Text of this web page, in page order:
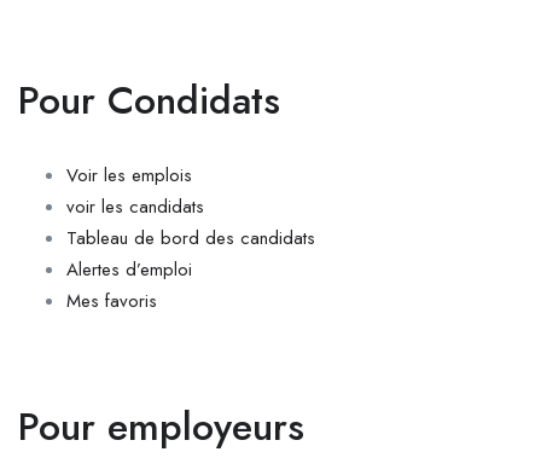
Pour Condidats
Voir les emplois
voir les candidats
Tableau de bord des candidats
Alertes d’emploi
Mes favoris
Pour employeurs